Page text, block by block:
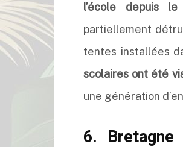
l’école depuis le
partiellement
tentes installées
scolaires ont été
une génération
6. Bretagne